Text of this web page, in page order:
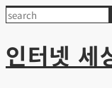
Skip
content
인터넷 세